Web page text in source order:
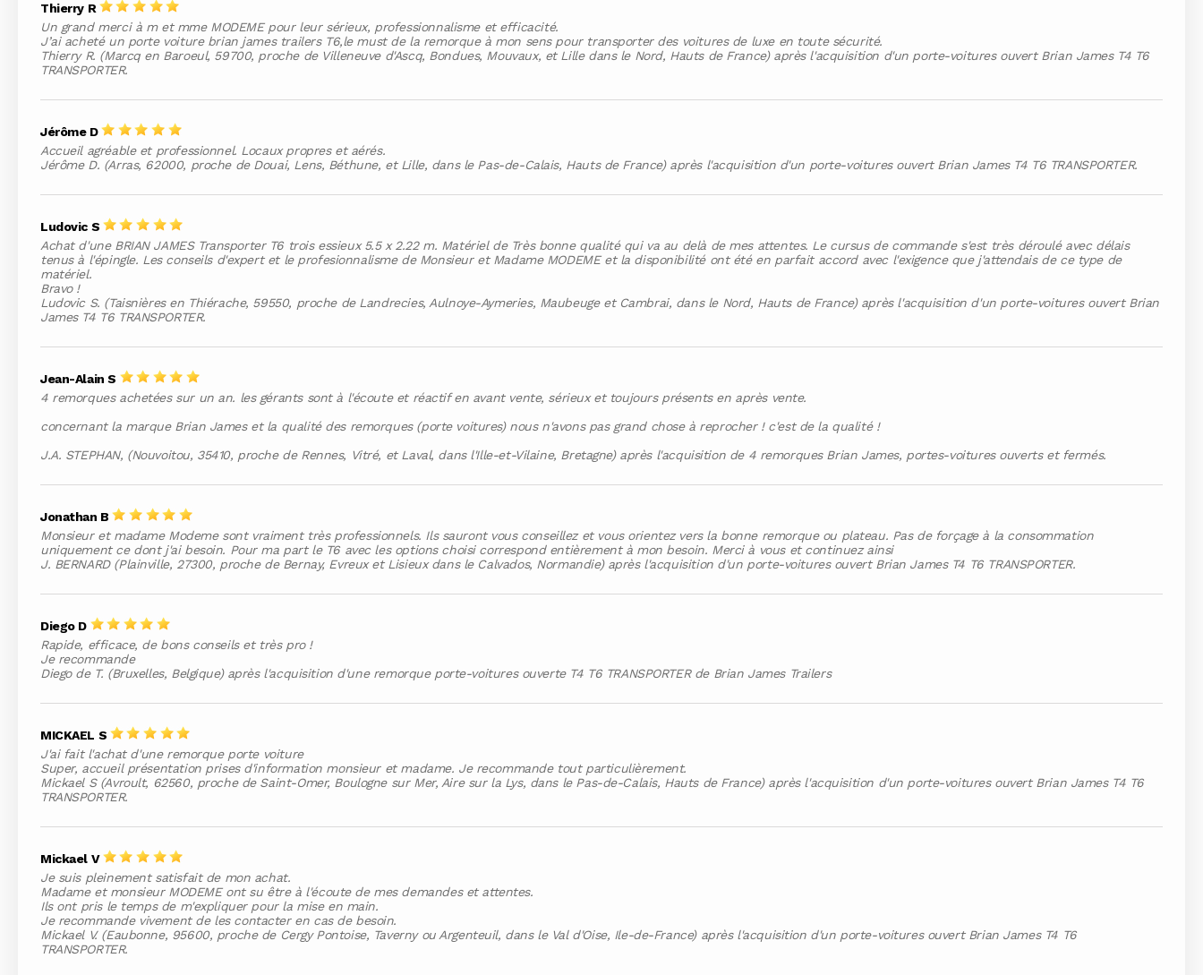
Thierry R
Un grand merci à m et mme MODEME pour leur sérieux, professionnalisme et efficacité.
J’ai acheté un porte voiture brian james trailers T6,le must de la remorque à mon sens pour transporter des voitures de luxe en toute sécurité.
Thierry R. (Marcq en Baroeul, 59700, proche de Villeneuve d'Ascq, Bondues, Mouvaux, et Lille dans le Nord, Hauts de France) après l'acquisition d'un porte-voitures ouvert Brian James T4 T6
TRANSPORTER.
Jérôme D
Accueil agréable et professionnel. Locaux propres et aérés.
Jérôme D. (Arras, 62000, proche de Douai, Lens, Béthune, et Lille, dans le Pas-de-Calais, Hauts de France) après l'acquisition d'un porte-voitures ouvert Brian James T4 T6 TRANSPORTER.
Ludovic S
Achat d'une BRIAN JAMES Transporter T6 trois essieux 5.5 x 2.22 m. Matériel de Très bonne qualité qui va au delà de mes attentes. Le cursus de commande s'est très déroulé avec délais
tenus à l'épingle. Les conseils d'expert et le profesionnalisme de Monsieur et Madame MODEME et la disponibilité ont été en parfait accord avec l'exigence que j'attendais de ce type de
matériel.
Bravo !
Ludovic S. (Taisnières en Thiérache, 59550, proche de Landrecies, Aulnoye-Aymeries, Maubeuge et Cambrai, dans le Nord, Hauts de France) après l'acquisition d'un porte-voitures ouvert Brian
James T4 T6 TRANSPORTER.
Jean-Alain S
4 remorques achetées sur un an. les gérants sont à l'écoute et réactif en avant vente, sérieux et toujours présents en après vente.
concernant la marque Brian James et la qualité des remorques (porte voitures) nous n'avons pas grand chose à reprocher ! c'est de la qualité !
J.A. STEPHAN, (Nouvoitou, 35410, proche de Rennes, Vitré, et Laval, dans l'Ille-et-Vilaine, Bretagne) après l'acquisition de 4 remorques Brian James, portes-voitures ouverts et fermés.
Jonathan B
Monsieur et madame Modeme sont vraiment très professionnels. Ils sauront vous conseillez et vous orientez vers la bonne remorque ou plateau. Pas de forçage à la consommation
uniquement ce dont j'ai besoin. Pour ma part le T6 avec les options choisi correspond entièrement à mon besoin. Merci à vous et continuez ainsi
J. BERNARD (Plainville, 27300, proche de Bernay, Evreux et Lisieux dans le Calvados, Normandie) après l'acquisition d'un porte-voitures ouvert Brian James T4 T6 TRANSPORTER.
Diego D
Rapide, efficace, de bons conseils et très pro !
Je recommande
Diego de T. (Bruxelles, Belgique) après l'acquisition d'une remorque porte-voitures ouverte T4 T6 TRANSPORTER de Brian James Trailers
MICKAEL S
J'ai fait l'achat d'une remorque porte voiture
Super, accueil présentation prises d'information monsieur et madame. Je recommande tout particulièrement.
Mickael S (Avroult, 62560, proche de Saint-Omer, Boulogne sur Mer, Aire sur la Lys, dans le Pas-de-Calais, Hauts de France) après l'acquisition d'un porte-voitures ouvert Brian James T4 T6
TRANSPORTER.
Mickael V
Je suis pleinement satisfait de mon achat.
Madame et monsieur MODEME ont su être à l'écoute de mes demandes et attentes.
Ils ont pris le temps de m'expliquer pour la mise en main.
Je recommande vivement de les contacter en cas de besoin.
Mickael V. (Eaubonne, 95600, proche de Cergy Pontoise, Taverny ou Argenteuil, dans le Val d'Oise, Ile-de-France) après l'acquisition d'un porte-voitures ouvert Brian James T4 T6
TRANSPORTER.